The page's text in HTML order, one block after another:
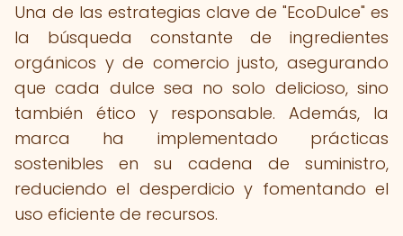
Una de las estrategias clave de "EcoDulce" es
la búsqueda constante de ingredientes
orgánicos y de comercio justo, asegurando
que cada dulce sea no solo delicioso, sino
también ético y responsable. Además, la
marca ha implementado prácticas
sostenibles en su cadena de suministro,
reduciendo el desperdicio y fomentando el
uso eficiente de recursos.